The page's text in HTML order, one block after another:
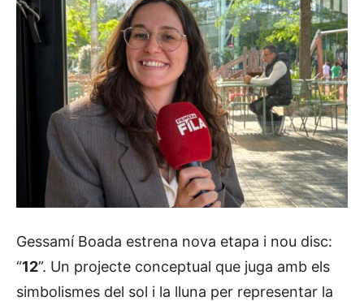
Gessamí Boada estrena nova etapa i nou disc:
“12”. Un projecte conceptual que juga amb els
simbolismes del sol i la lluna per representar la